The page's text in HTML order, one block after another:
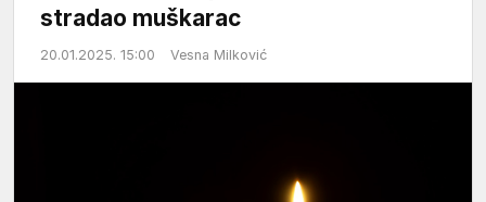
stradao muškarac
20.01.2025. 15:00 Vesna Milković